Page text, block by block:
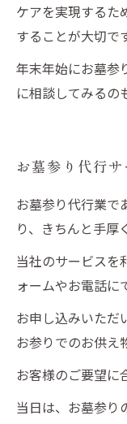
ケアを実現するた
することが大切で
年末年始にお墓参
に相談してみるの
お墓参り代行
お墓参り代行業で
り、きちんと手厚
当社のサービスを
ォームやお電話に
お申し込みいただ
お参りでのお供え
お客様のご要望に
当日は、お墓参り